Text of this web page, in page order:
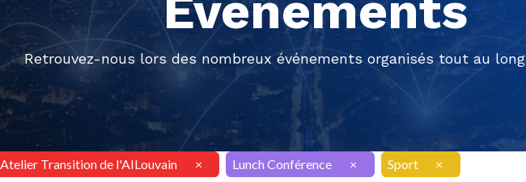
Retrouvez-nous lors des nombreux événements organisés tout au
Atelier Transition de l'AILouvain × Lunch Conférence × Sport ×